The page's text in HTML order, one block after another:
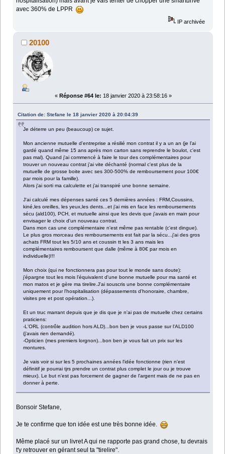
avec 360% de LPPR
IP archivée
20100
« Réponse #64 le: 18 janvier 2020 à 23:58:16 »
Citation de: Stefane le 18 janvier 2020 à 20:04:39
Je déterre un peu (beaucoup) ce sujet.
Mon ancienne mutuelle d'entreprise a résilié mon contrat il y a un an (je l'ai
gardé quand même 15 ans après mon carton sans reprendre le boulot, c'est
pas mal). Quand j'ai commencé à faire le tour des complémentaires pour
trouver un nouveau contrat j'ai vite déchanté (normal c'est plus de la
mutuelle de grosse boite avec ses 300-500% de remboursement pour 100€
par mois pour la famille).
Alors j'ai sorti ma calculette et j'ai transpiré une bonne semaine.
J'ai calculé mes dépenses santé ces 5 dernières années : FRM,Coussins,
kiné,les oreilles, les yeux,les dents...et j'ai mis en face les remboursements
sécu (ald100), PCH, et mutuelle ainsi que les devis que j'avais en main pour
envisager le choix d'un nouveau contrat.
Dans mon cas une complémentaire n'est même pas rentable (c'est dingue).
Le plus gros morceau des remboursements est fait par la sécu...j'ai des gros
achats FRM tout les 5/10 ans et coussin tt les 3 ans mais les
complémentaires remboursent que dalle (même à 80€ par mois en
individuelle)!!!
Mon choix (qui ne fonctionnera pas pour tout le monde sans doute):
j’épargne tout les mois l'équivalent d'une bonne mutuelle pour ma santé et
mon matos et je gère ma tirelire.J'ai souscris une bonne complémentaire
uniquement pour l'hospitalisation (dépassements d'honoraire, chambre,
visites pre et post opération...).
Et un truc marrant depuis que je dis que je n'ai pas de mutuelle chez certains
praticiens:
-L'ORL (contrôle audition hors ALD)...bon ben je vous passe sur l'ALD100
(j'avais rien demandé).
-Opticien (mes premiers lorgnon)...bon ben je vous fait un prix sur les
montures.
Je vais voir si sur les 5 prochaines années l'idée fonctionne (rien n'est
définitif je pourrai tjrs prendre un contrat plus complet le jour ou je trouve
mieux). Le but n'est pas forcement de gagner de l'argent mais de ne pas en
donner à perte.
Bonsoir Stefane,
Je te confirme que ton idée est une très bonne idée.
Même placé sur un livret A qui ne rapporte pas grand chose, tu devrais
t'y retrouver en gérant seul ta "tirelire".